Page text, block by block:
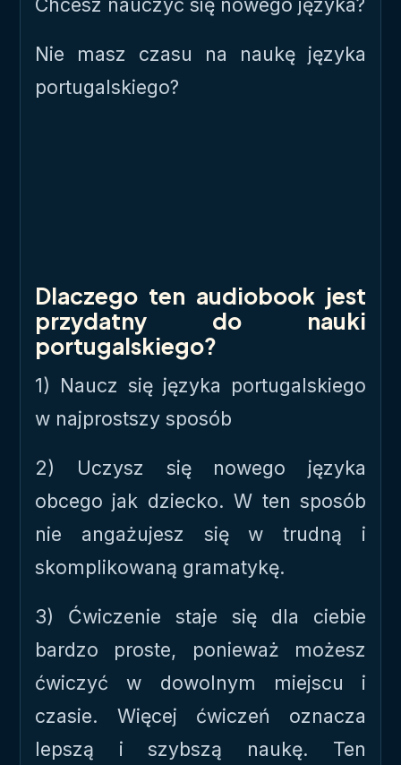
Nie masz czasu na naukę języka
portugalskiego?
Dlaczego ten audiobook jest
przydatny do nauki
portugalskiego?
1) Naucz się języka portugalskiego
w najprostszy sposób
2) Uczysz się nowego języka
obcego jak dziecko. W ten sposób
nie angażujesz się w trudną i
skomplikowaną gramatykę.
3) Ćwiczenie staje się dla ciebie
bardzo proste, ponieważ możesz
ćwiczyć w dowolnym miejscu i
czasie. Więcej ćwiczeń oznacza
lepszą i szybszą naukę. Ten